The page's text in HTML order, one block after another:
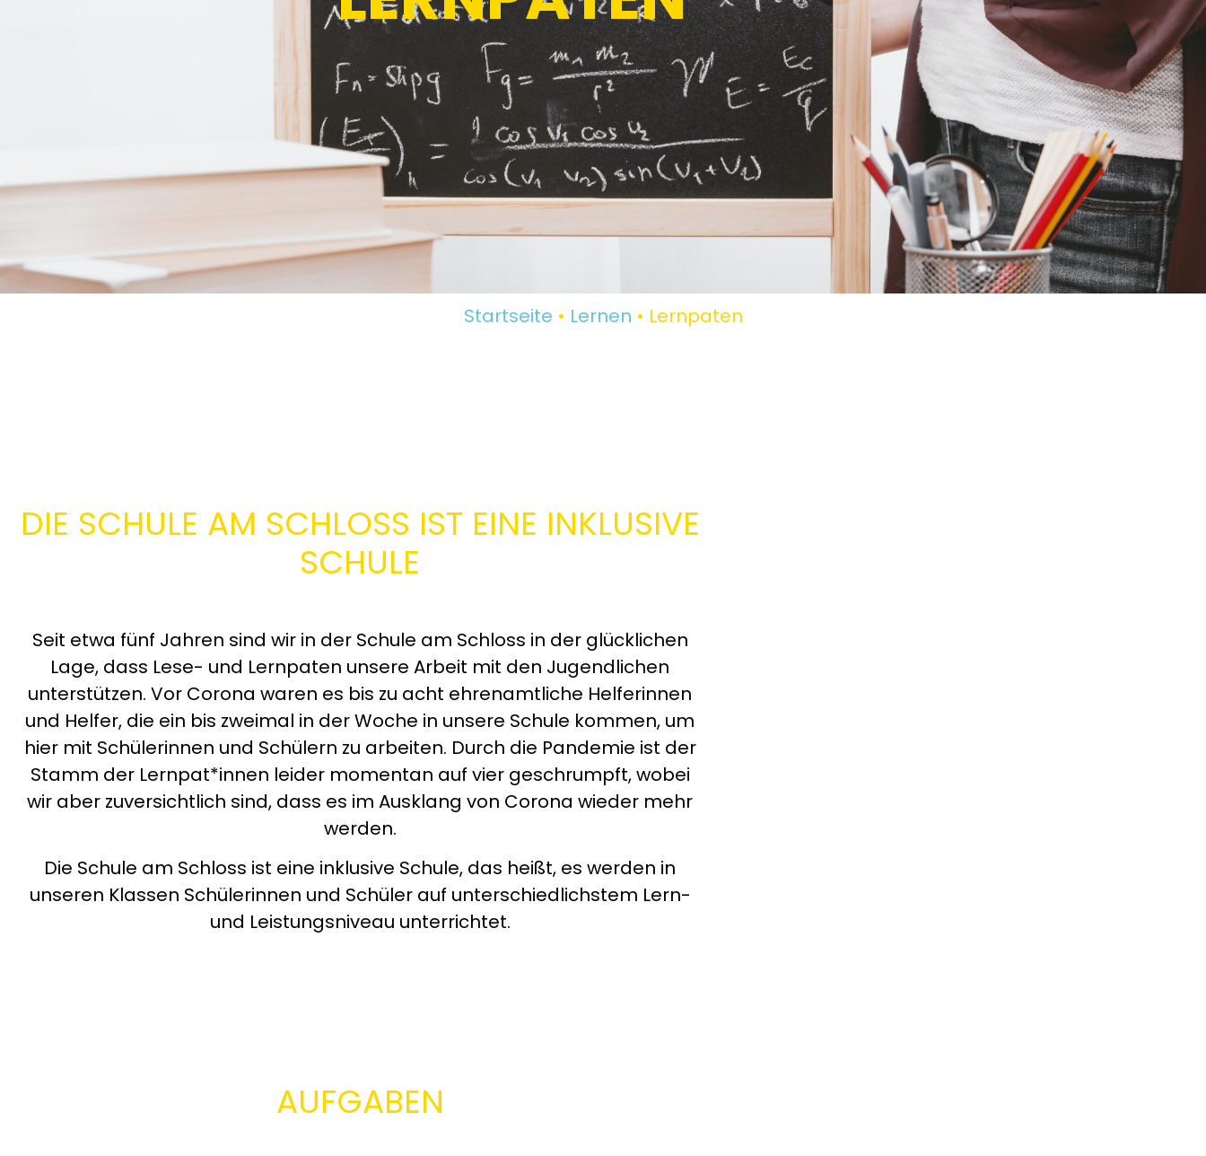
Startseite • Lernen • Lernpaten
DIE SCHULE AM SCHLOSS IST EINE INKLUSIVE
SCHULE
Seit etwa fünf Jahren sind wir in der Schule am Schloss in der glücklichen
Lage, dass Lese- und Lernpaten unsere Arbeit mit den Jugendlichen
unterstützen. Vor Corona waren es bis zu acht ehrenamtliche Helferinnen
und Helfer, die ein bis zweimal in der Woche in unsere Schule kommen, um
hier mit Schülerinnen und Schülern zu arbeiten. Durch die Pandemie ist der
Stamm der Lernpat*innen leider momentan auf vier geschrumpft, wobei
wir aber zuversichtlich sind, dass es im Ausklang von Corona wieder mehr
werden.
Die Schule am Schloss ist eine inklusive Schule, das heißt, es werden in
unseren Klassen Schülerinnen und Schüler auf unterschiedlichstem Lern-
und Leistungsniveau unterrichtet.
AUFGABEN